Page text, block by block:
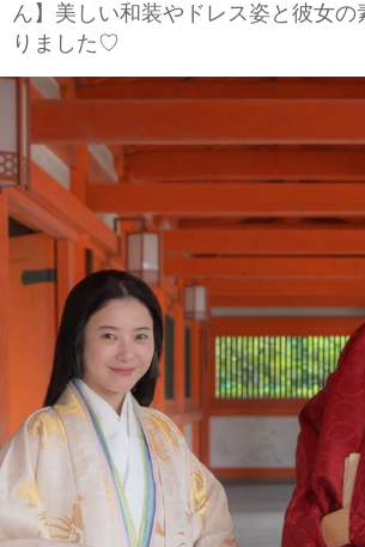
ん】美しい和装やドレス姿と彼女の
りました♡